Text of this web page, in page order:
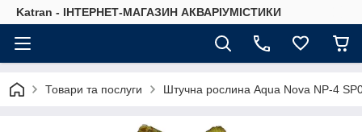
Katran - ІНТЕРНЕТ-МАГАЗИН АКВАРІУМІСТИКИ
Товари та послуги Штучна рослина Aqua Nova NP-4